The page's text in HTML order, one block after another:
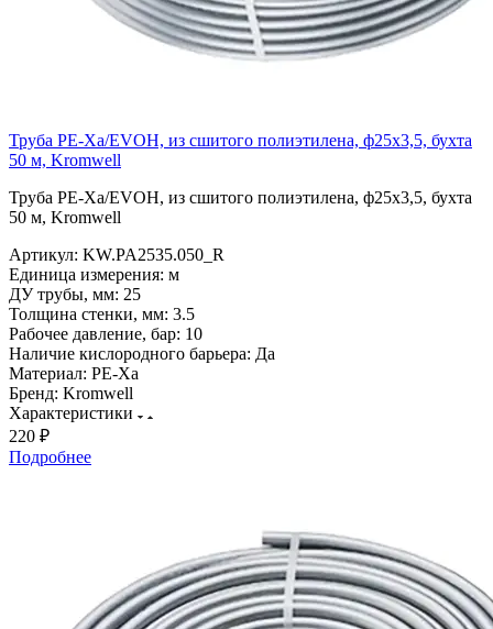
Труба PE-Xa/EVOH, из сшитого полиэтилена, ф25х3,5, бухта
50 м, Kromwell
Труба PE-Xa/EVOH, из сшитого полиэтилена, ф25х3,5, бухта
50 м, Kromwell
Артикул: KW.PA2535.050_R
Единица измерения: м
ДУ трубы, мм: 25
Толщина стенки, мм: 3.5
Рабочее давление, бар: 10
Наличие кислородного барьера: Да
Материал: PE-Xa
Бренд: Kromwell
Характеристики
220 ₽
Подробнее